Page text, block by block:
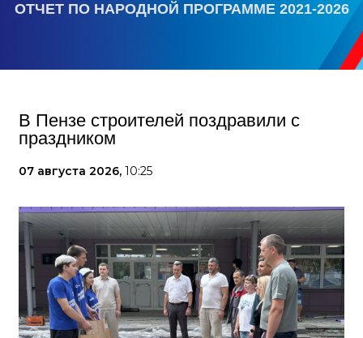
ОТЧЕТ ПО НАРОДНОЙ ПРОГРАММЕ 2021-2026
В Пензе строителей поздравили с
праздником
07 августа 2026, 10:25